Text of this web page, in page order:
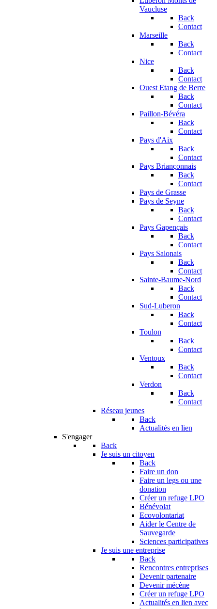
Vaucluse
Back
Contact
Marseille
Back
Contact
Nice
Back
Contact
Ouest Etang de Berre
Back
Contact
Paillon-Bévéra
Back
Contact
Pays d'Aix
Back
Contact
Pays Briançonnais
Back
Contact
Pays de Grasse
Pays de Seyne
Back
Contact
Pays Gapençais
Back
Contact
Pays Salonais
Back
Contact
Sainte-Baume-Nord
Back
Contact
Sud-Luberon
Back
Contact
Toulon
Back
Contact
Ventoux
Back
Contact
Verdon
Back
Contact
Réseau jeunes
Back
Actualités en lien
S'engager
Back
Je suis un citoyen
Back
Faire un don
Faire un legs ou une
donation
Créer un refuge LPO
Bénévolat
Ecovolontariat
Aider le Centre de
Sauvegarde
Sciences participatives
Je suis une entreprise
Back
Rencontres entreprises
Devenir partenaire
Devenir mécène
Créer un refuge LPO
Actualités en lien avec